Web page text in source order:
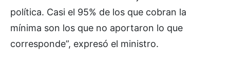
política. Casi el 95% de los que cobran la
mínima son los que no aportaron lo que
corresponde”, expresó el ministro.